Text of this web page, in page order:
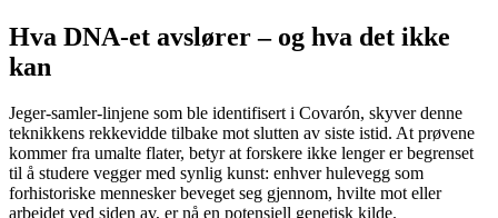
Hva DNA-et avslører – og hva det ikke
kan
Jeger-samler-linjene som ble identifisert i Covarón, skyver denne
teknikkens rekkevidde tilbake mot slutten av siste istid. At prøvene
kommer fra umalte flater, betyr at forskere ikke lenger er begrenset
til å studere vegger med synlig kunst: enhver hulevegg som
forhistoriske mennesker beveget seg gjennom, hvilte mot eller
arbeidet ved siden av, er nå en potensiell genetisk kilde.